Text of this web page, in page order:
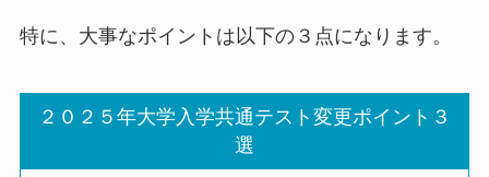
特に、大事なポイントは以下の３点になります。
２０２５年大学入学共通テスト変更ポイント３
選